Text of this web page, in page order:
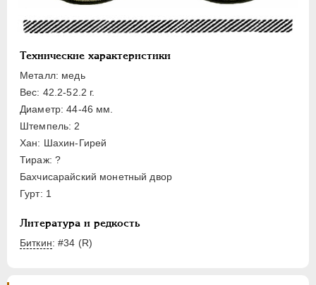
Технические характеристики
Металл: медь
Вес: 42.2-52.2 г.
Диаметр: 44-46 мм.
Штемпель: 2
Хан: Шахин-Гирей
Тираж: ?
Бахчисарайский монетный двор
Гурт: 1
Литература и редкость
Биткин: #34 (R)
АЛЕКСАНДР II 1855-1881
АЛЕКСАНДР III 1881-1894
ИНОСТРАННЫЕ
Нидерландские дукаты
Турецкие пиастры
Крымские монеты
Альтмышлык
Куруш
Йирмылик
Бешлык